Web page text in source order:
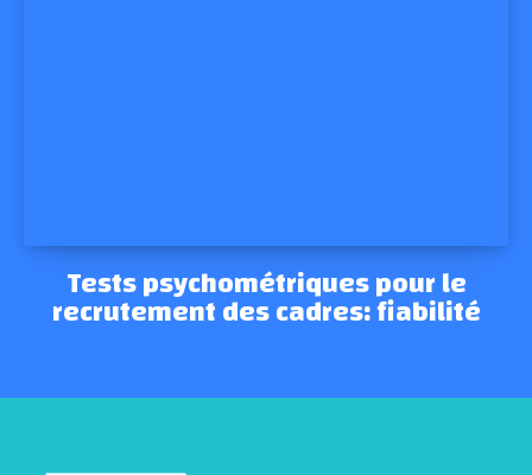
Tests psychométriques pour le
recrutement des cadres: fiabilité